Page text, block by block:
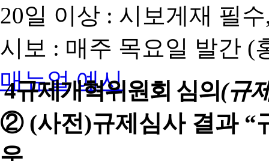
20일 이상 : 시보게재 필
시보 : 매주 목요일 발간 (
매뉴얼 예시
4규제개혁위원회 심의(규
② (사전)규제심사 결과 “
우